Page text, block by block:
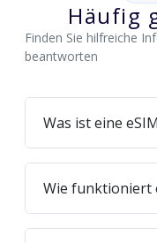
Häufig
Finden Sie hilfreiche
beantworten
Was ist eine
Wie funktioniert